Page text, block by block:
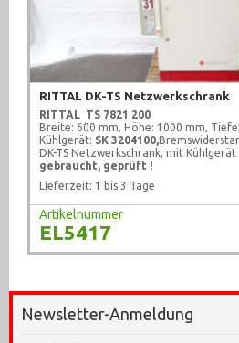
RITTAL DK-TS Netzwerkschrank
RITTAL TS 7821 200
Breite: 600 mm, Höhe: 1000 mm,
Kühlgerät: SK 3204100,
DK-TS Netzwerkschrank, mit Kühlgerät
gebraucht, geprüft !
Lieferzeit: 1 bis 3 Tage
Artikelnummer
EL5417
Newsletter-Anmeldung